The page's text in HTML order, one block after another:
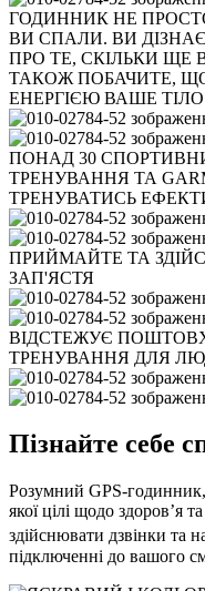
ГОДИННИК НЕ
ВИ СПАЛИ. ВИ
ПРО ТЕ, СКІЛЬКИ ЩЕ
ТАКОЖ ПОБАЧИТЕ,
ЕНЕРГІЄЮ ВАШЕ ТІЛО
ПОНАД 30
ТРЕНУВАННЯ ТА
ТРЕНУВАТИСЬ
ПРИЙМАЙТЕ ТА
ЗАП'ЯСТЯ
ВІДСТЕЖУЄ
ТРЕНУВАННЯ ДЛЯ
Пізнайте себе
Розумний GPS-
якої цілі щодо здоров’я
здійснювати дзвінки та
підключенні до вашого